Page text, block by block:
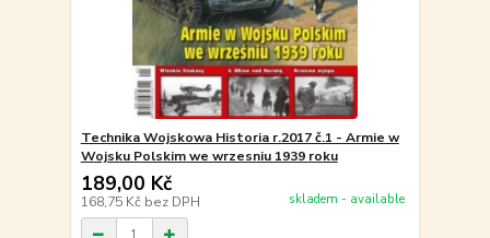
Technika Wojskowa Historia r.2017 č.1 - Armie w
Wojsku Polskim we wrzesniu 1939 roku
189,00 Kč
168,75 Kč bez DPH skladem - available